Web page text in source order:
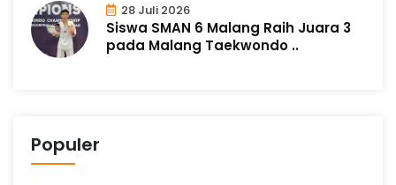
28 Juli 2026
Siswa SMAN 6 Malang Raih Juara 3
pada Malang Taekwondo ..
Populer